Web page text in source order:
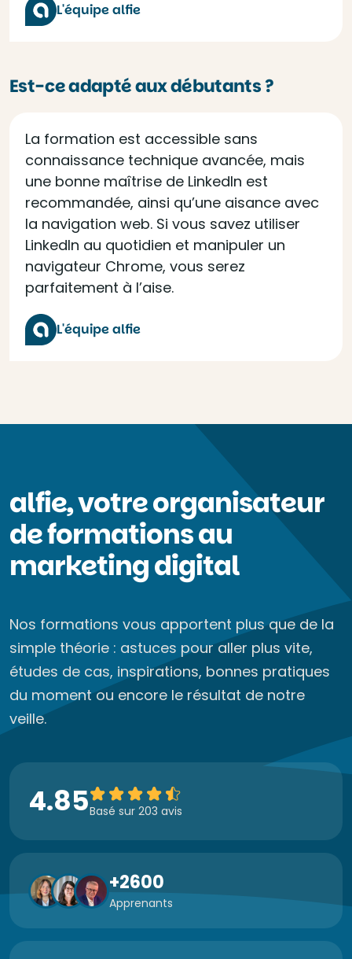
L'équipe alfie
Est-ce adapté aux débutants ?
La formation est accessible sans
connaissance technique avancée, mais
une bonne maîtrise de LinkedIn est
recommandée, ainsi qu’une aisance avec
la navigation web. Si vous savez utiliser
LinkedIn au quotidien et manipuler un
navigateur Chrome, vous serez
parfaitement à l’aise.
L'équipe alfie
alfie, votre organisateur
de formations au
marketing digital
Nos formations vous apportent plus que de la
simple théorie : astuces pour aller plus vite,
études de cas, inspirations, bonnes pratiques
du moment ou encore le résultat de notre
veille.
4.85Basé sur 203 avis
+2600
Apprenants